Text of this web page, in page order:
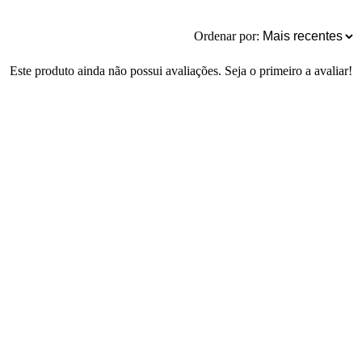
Ordenar por:
Este produto ainda não possui avaliações. Seja o primeiro a avaliar!